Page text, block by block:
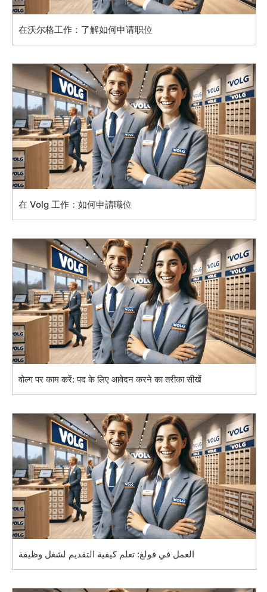
在沃尔格工作：了解如何申请职位
在 Volg 工作：如何申請職位
वोल्ग पर काम करें: पद के लिए आवेदन करने का तरीका सीखें
العمل في فولغ: تعلم كيفية التقديم لشغل وظيفة